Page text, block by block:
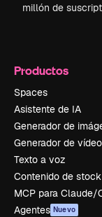
millón de
Productos
Spaces
Asistente de IA
Generador de
Generador de
Texto a voz
Contenido de stock
MCP para Claude/
Agentes Nuevo